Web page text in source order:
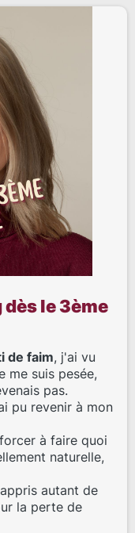
dès le 3ème
de faim, j'ai vu
me suis pesée,
pas.
pu revenir à mon
à faire quoi
naturelle,
autant de
la perte de